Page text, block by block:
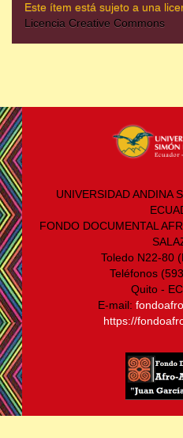
Este ítem está sujeto a una
Licencia Creative Commons
UNIVERSIDAD ANDINA
FONDO DOCUMENTAL
Toledo N22-80
Teléfonos
Quito -
E-mail:
https://